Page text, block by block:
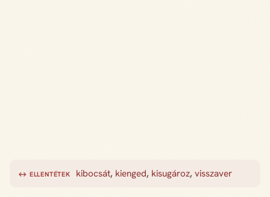
↔ ELLENTÉTEK kibocsát, kienged, kisugároz,visszaver